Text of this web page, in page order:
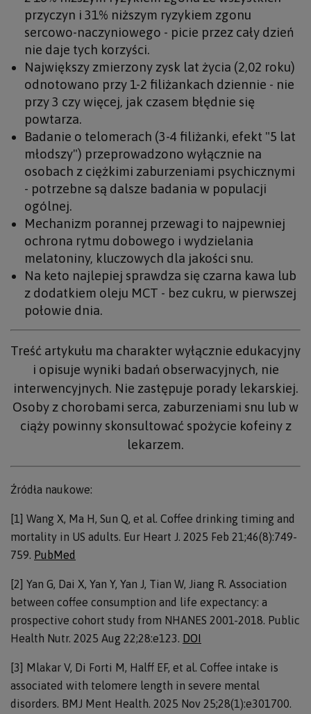
przyczyn i 31% niższym ryzykiem zgonu
sercowo-naczyniowego - picie przez cały dzień
nie daje tych korzyści.
Największy zmierzony zysk lat życia (2,02 roku)
odnotowano przy 1-2 filiżankach dziennie - nie
przy 3 czy więcej, jak czasem błędnie się
powtarza.
Badanie o telomerach (3-4 filiżanki, efekt "5 lat
młodszy") przeprowadzono wyłącznie na
osobach z ciężkimi zaburzeniami psychicznymi
- potrzebne są dalsze badania w populacji
ogólnej.
Mechanizm porannej przewagi to najpewniej
ochrona rytmu dobowego i wydzielania
melatoniny, kluczowych dla jakości snu.
Na keto najlepiej sprawdza się czarna kawa lub
z dodatkiem oleju MCT - bez cukru, w pierwszej
połowie dnia.
Treść artykułu ma charakter wyłącznie edukacyjny
i opisuje wyniki badań obserwacyjnych, nie
interwencyjnych. Nie zastępuje porady lekarskiej.
Osoby z chorobami serca, zaburzeniami snu lub w
ciąży powinny skonsultować spożycie kofeiny z
lekarzem.
Źródła naukowe:
[1] Wang X, Ma H, Sun Q, et al. Coffee drinking timing and
mortality in US adults. Eur Heart J. 2025 Feb 21;46(8):749-
759. PubMed
[2] Yan G, Dai X, Yan Y, Yan J, Tian W, Jiang R. Association
between coffee consumption and life expectancy: a
prospective cohort study from NHANES 2001-2018. Public
Health Nutr. 2025 Aug 22;28:e123. DOI
[3] Mlakar V, Di Forti M, Halff EF, et al. Coffee intake is
associated with telomere length in severe mental
disorders. BMJ Ment Health. 2025 Nov 25;28(1):e301700.